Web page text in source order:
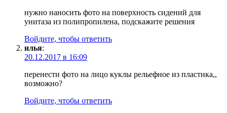
нужно наносить фото на поверхность сидений для
унитаза из полипропилена, подскажите решения
Войдите, чтобы ответить
илья:
20.12.2017 в 16:09
перенести фото на лицо куклы рельефное из пластика,,
возможно?
Войдите, чтобы ответить